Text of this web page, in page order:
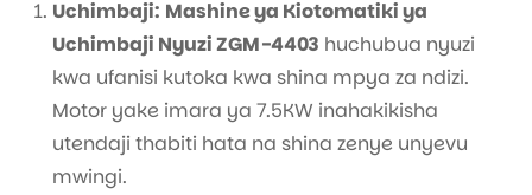
Uchimbaji: Mashine ya Kiotomatiki ya
Uchimbaji Nyuzi ZGM-4403 huchubua nyuzi
kwa ufanisi kutoka kwa shina mpya za ndizi.
Motor yake imara ya 7.5KW inahakikisha
utendaji thabiti hata na shina zenye unyevu
mwingi.